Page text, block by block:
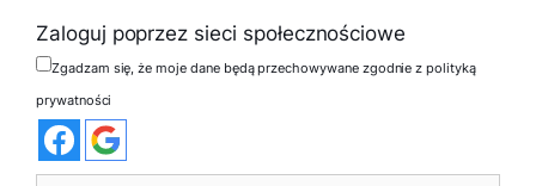
Zaloguj poprzez sieci społecznościowe
Zgadzam się, że moje dane będą przechowywane zgodnie z polityką
prywatności